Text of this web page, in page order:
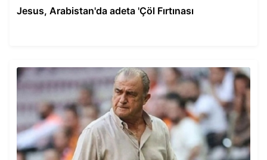
Jesus, Arabistan'da adeta 'Çöl Fırtınası